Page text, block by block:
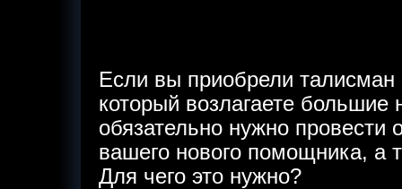
Если вы приобрели талисман
который возлагаете
обязательно нужно провести
вашего нового помощника, а
Для чего это нужно?